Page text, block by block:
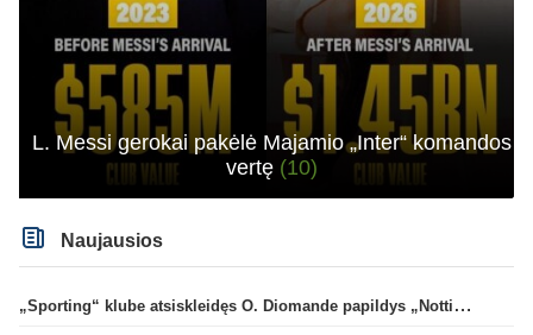
L. Messi gerokai pakėlė Majamio „Inter“ komandos
vertę (10)
Naujausios
„Sporting“ klube atsiskleidęs O. Diomande papildys „Nottingham“ gretas